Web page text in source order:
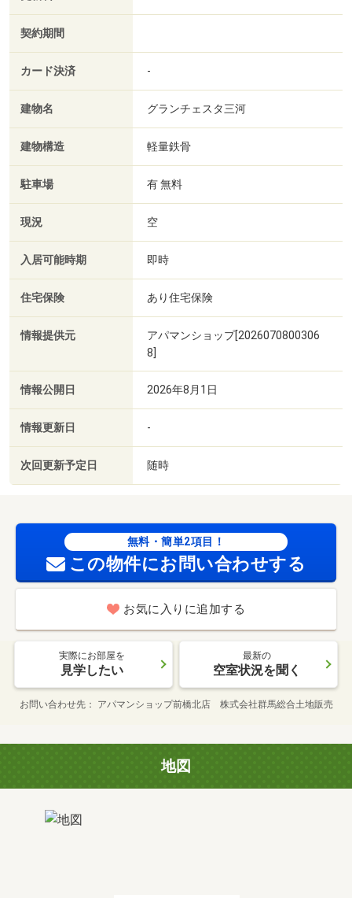
契約期間
カード決済 -
建物名 グランチェスタ三河
建物構造 軽量鉄骨
駐車場 有 無料
現況 空
入居可能時期 即時
住宅保険 あり住宅保険
情報提供元
アパマンショップ[2026070800306
8]
情報公開日 2026年8月1日
情報更新日 -
次回更新予定日 随時
無料・簡単2項目！
この物件にお問い合わせする
お気に入りに追加する
実際にお部屋を
見学したい
最新の
空室状況を聞く
お問い合わせ先 アパマンショップ前橋北店 株式会社群馬総合土地販売
地図